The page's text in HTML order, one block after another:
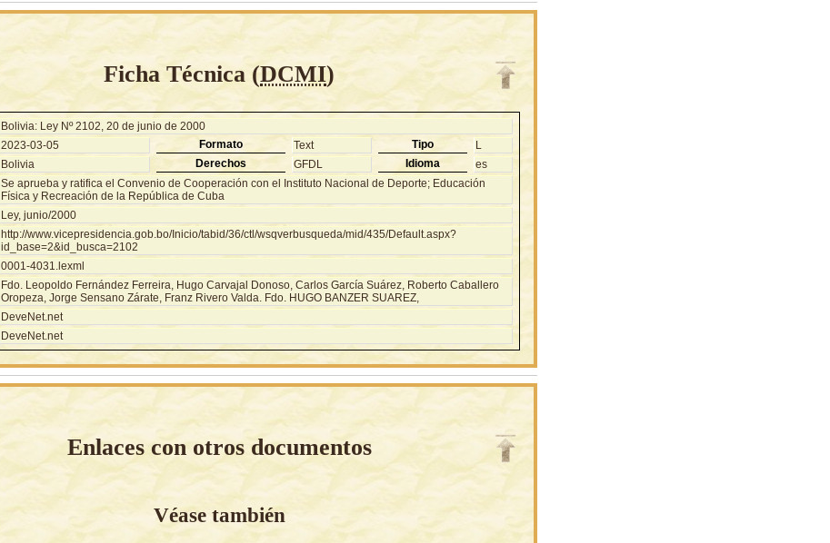
Ficha Técnica (DCMI)
Bolivia: Ley Nº 2102, 20 de junio de 2000
2023-03-05 Formato Text Tipo
L
Bolivia Derechos GFDL Idioma
es
Se aprueba y ratifica el Convenio de Cooperación con el Instituto Nacional de Deporte; Educación
Física y Recreación de la República de Cuba
Ley, junio/2000
http://www.vicepresidencia.gob.bo/Inicio/tabid/36/ctl/wsqverbusqueda/mid/435/Default.aspx?
id_base=2&id_busca=2102
0001-4031.lexml
Fdo. Leopoldo Fernández Ferreira, Hugo Carvajal Donoso, Carlos García Suárez, Roberto Caballero
Oropeza, Jorge Sensano Zárate, Franz Rivero Valda. Fdo. HUGO BANZER SUAREZ,
DeveNet.net
DeveNet.net
Enlaces con otros documentos
Véase también